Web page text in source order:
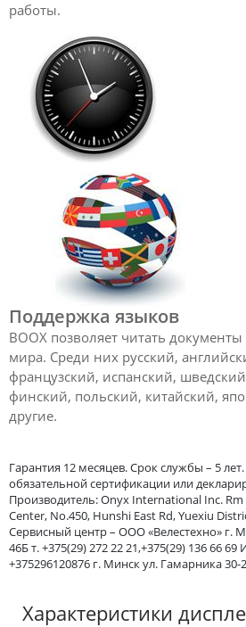
работы.
Поддержка языков
BOOX позволяет читать
мира. Среди них русский,
французский, испанский,
финский, польский, китайский,
другие.
Гарантия 12 месяцев. Срок службы – 5
обязательной сертификации или
Производитель: Onyx International Inc.
Center, No.450, Hunshi East Rd, Yuexiu
Сервисный центр – ООО «Велестехно» г.
46Б т. +375(29) 272 22 21,+375(29) 136 66
+375296120876 г. Минск ул. Гамарника 30-
Характеристики